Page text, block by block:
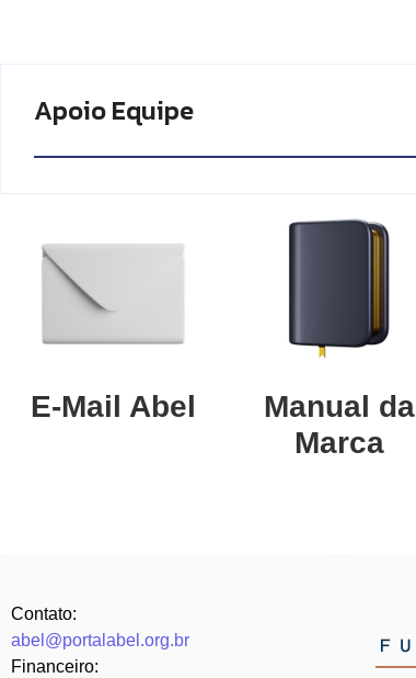
Apoio Equipe
E-Mail Abel
Manual da
Marca
Contato:
abel@portalabel.org.br
Financeiro: